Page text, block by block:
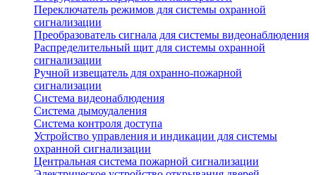
Переключатель режимов для системы охранной
сигнализации
Преобразователь сигнала для системы видеонаблюдения
Распределительный щит для системы охранной
сигнализации
Ручной извещатель для охранно-пожарной
сигнализации
Система видеонаблюдения
Система дымоудаления
Система контроля доступа
Устройство управления и индикации для системы
охранной сигнализации
Центральная система пожарной сигнализации